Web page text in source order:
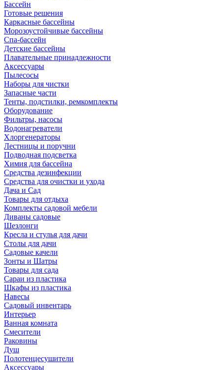
Бассейн
Готовые решения
Каркасные бассейны
Морозоустойчивые бассейны
Спа-бассейн
Детские бассейны
Плавательные принадлежности
Аксессуары
Пылесосы
Наборы для чистки
Запасные части
Тенты, подстилки, ремкомплекты
Оборудование
Фильтры, насосы
Водонагреватели
Хлоргенераторы
Лестницы и поручни
Подводная подсветка
Химия для бассейна
Средства дезинфекции
Средства для очистки и ухода
Дача и Сад
Товары для отдыха
Комплекты садовой мебели
Диваны садовые
Шезлонги
Кресла и стулья для дачи
Столы для дачи
Садовые качели
Зонты и Шатры
Товары для сада
Сараи из пластика
Шкафы из пластика
Навесы
Садовый инвентарь
Интерьер
Ванная комната
Смесители
Раковины
Душ
Полотенцесушители
Аксессуары